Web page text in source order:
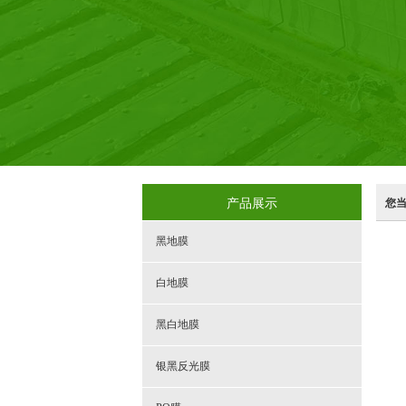
您
产品展示
黑地膜
白地膜
黑白地膜
银黑反光膜